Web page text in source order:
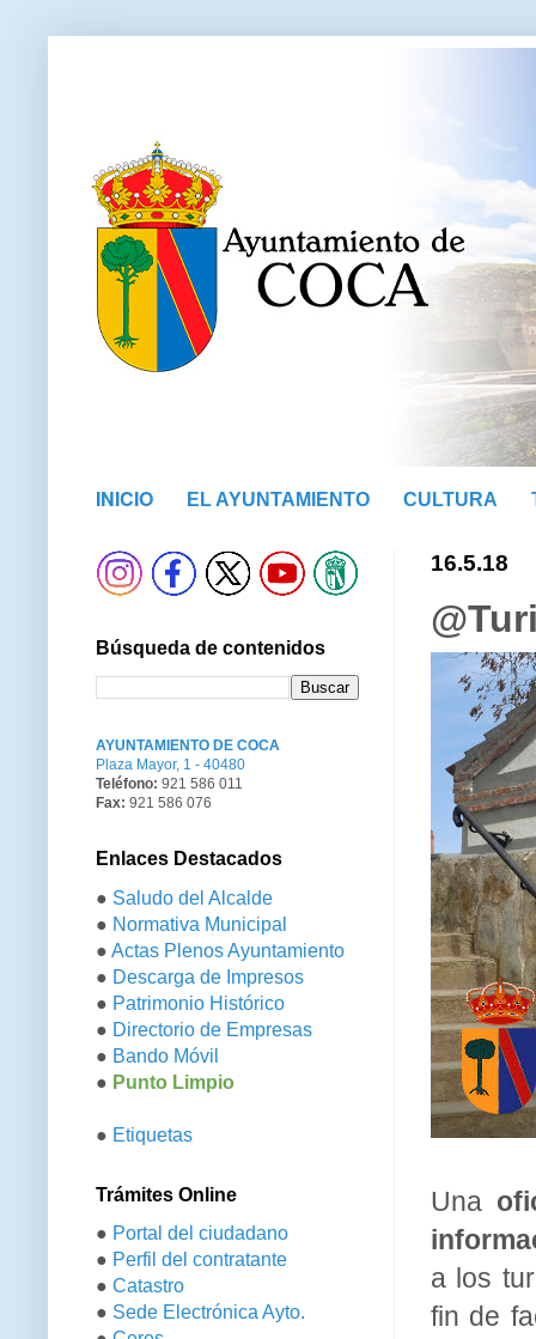
INICIO EL AYUNTAMIENTO CULTURA
16.5.18
Una
a los
fin de
Búsqueda de contenidos
AYUNTAMIENTO DE COCA
Plaza Mayor, 1 - 40480
Teléfono: 921 586 011
Fax: 921 586 076
Enlaces Destacados
● Saludo del Alcalde
● Normativa Municipal
● Actas Plenos Ayuntamiento
● Descarga de Impresos
● Patrimonio Histórico
● Directorio de Empresas
● Bando Móvil
● Punto Limpio
● Etiquetas
Trámites Online
● Portal del ciudadano
● Perfil del contratante
● Catastro
● Sede Electrónica Ayto.